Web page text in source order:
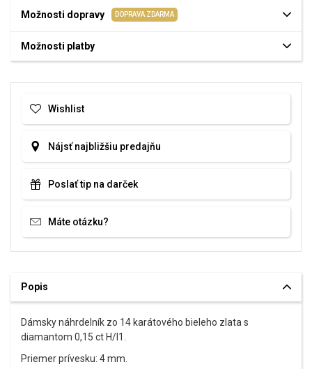
Možnosti dopravy DOPRAVA ZDARMA
Možnosti platby
Wishlist
Nájsť najbližšiu predajňu
Poslať tip na darček
Máte otázku?
Popis
Dámsky náhrdelník zo 14 karátového bieleho zlata s
diamantom 0,15 ct H/I1.
Priemer prívesku: 4 mm.